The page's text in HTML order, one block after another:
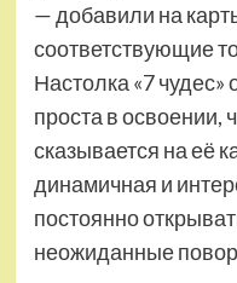
— добавили на
соответствующие
Настолка «7
проста в освоении,
сказывается на её
динамичная и
постоянно
неожиданные